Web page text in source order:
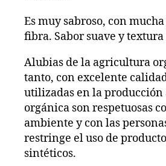
Es muy sabroso, con
fibra. Sabor suave y textura
Alubias de la agricultura
tanto, con excelente
utilizadas en la producción
orgánica son respetuosas
ambiente y con las
restringe el uso de
sintéticos.